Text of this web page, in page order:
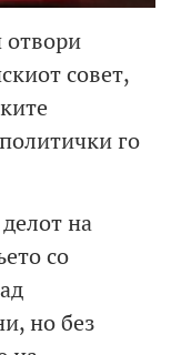
отвори
совет,
го
на
со
но без